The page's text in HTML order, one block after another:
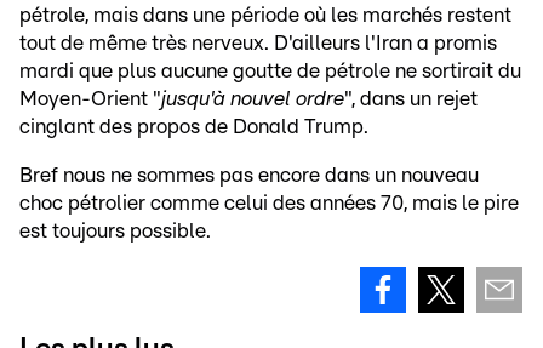
pétrole, mais dans une période où les marchés restent
tout de même très nerveux. D'ailleurs l'Iran a promis
mardi que plus aucune goutte de pétrole ne sortirait du
Moyen-Orient "jusqu'à nouvel ordre", dans un rejet
cinglant des propos de Donald Trump.
Bref nous ne sommes pas encore dans un nouveau
choc pétrolier comme celui des années 70, mais le pire
est toujours possible.